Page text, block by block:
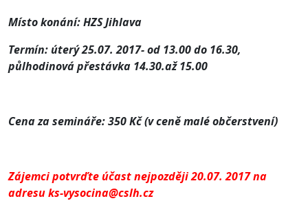
Místo konání: HZS Jihlava
Termín: úterý 25.07. 2017- od 13.00 do 16.30,
půlhodinová přestávka 14.30.až 15.00
Cena za semináře: 350 Kč (v ceně malé občerstvení)
Zájemci potvrďte účast nejpozději 20.07. 2017 na
adresu ks-vysocina@cslh.cz